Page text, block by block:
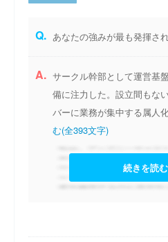
Q. あなたの強みが最も発揮さ
A. サークル幹部として運営基
備に注力した。設立間もな
バーに業務が集中する属人
む(全393文字)
続きを読む